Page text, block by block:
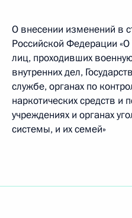
О внесении изменений в
Российской Федерации
лиц, проходивших
внутренних дел,
службе, органах по
наркотических средств и
учреждениях и органах
системы, и их семей»